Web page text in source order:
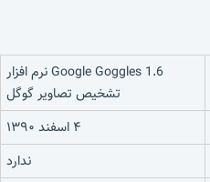
Google Goggles 1.6 نرم افزار
تشخیص تصاویر گوگل
۴ اسفند ۱۳۹۰
ندارد